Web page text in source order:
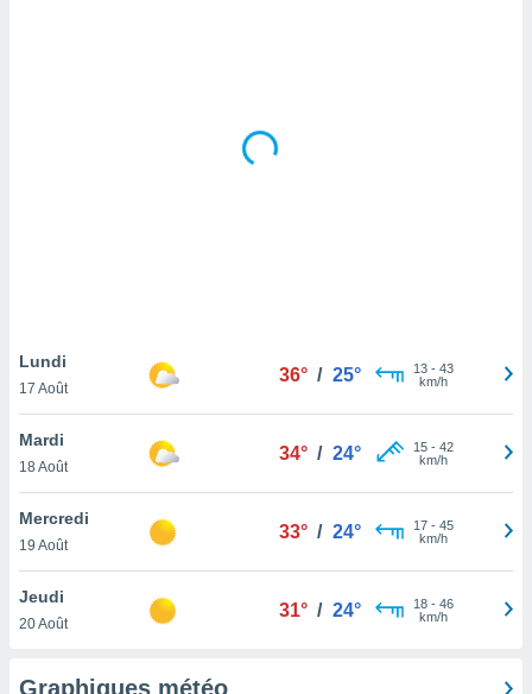
notre
que
et que
Lundi
17 Août
36° / 25° 13- 43
km/h
Mardi
18 Août
34° / 24° 15- 42
km/h
Mercredi
19 Août
33° / 24° 17- 45
km/h
Jeudi
20 Août
31° / 24° 18- 46
km/h
Graphiques météo